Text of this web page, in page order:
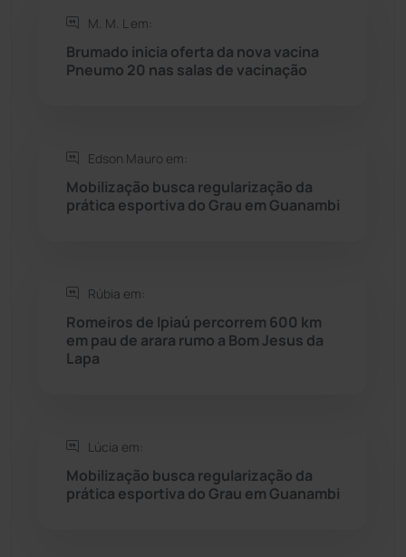
Rio do Antônio
Rio do Pires
Seabra
Sudoeste Baiano (1530)
Tecnologia
M. M. L em:
Brumado inicia oferta da nova vacina
Pneumo 20 nas salas de vacinação
Edson Mauro em:
Mobilização busca regularização da
prática esportiva do Grau em Guanambi
Rúbia em:
Romeiros de Ipiaú percorrem 600 km
em pau de arara rumo a Bom Jesus da
Lapa
Lúcia em:
Mobilização busca regularização da
prática esportiva do Grau em Guanambi